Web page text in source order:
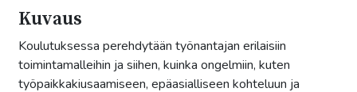
Kuvaus
Koulutuksessa perehdytään työnantajan erilaisiin
toimintamalleihin ja siihen, kuinka ongelmiin, kuten
työpaikkakiusaamiseen, epäasialliseen kohteluun ja